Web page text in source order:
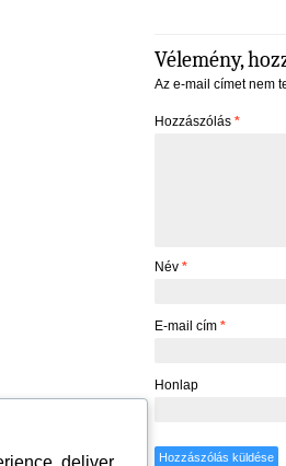
Vélemény,
Az e-mail címet nem
Hozzászólás *
Név *
E-mail cím *
Honlap